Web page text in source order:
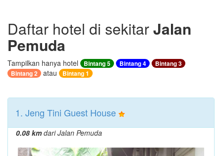
Daftar hotel di sekitarJalan
Pemuda
Tampilkan hanya hotel Bintang 5 Bintang 4
Bintang 3
Bintang 2
atau Bintang 1
1. Jeng Tini Guest House
0.08 kmdari Jalan Pemuda